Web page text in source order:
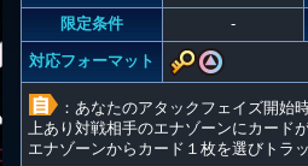
限定条件
-
対応フォーマット
：あなたのアタックフェイズ開始
上あり対戦相手のエナゾーンにカード
エナゾーンからカード１枚を選びトラ